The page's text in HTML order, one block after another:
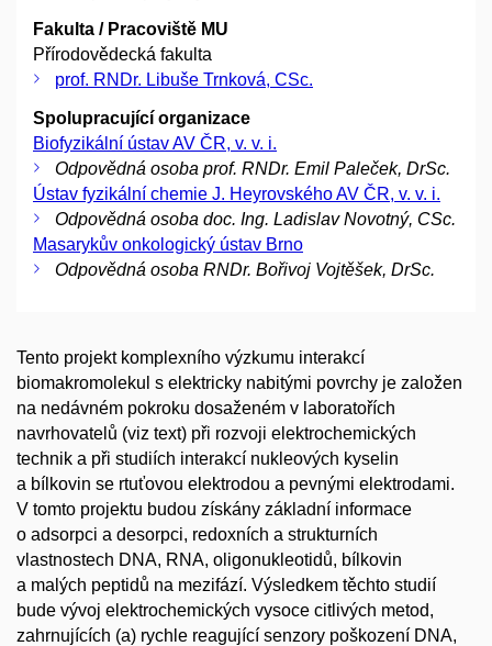
Fakulta / Pracoviště MU
Přírodovědecká fakulta
prof. RNDr. Libuše Trnková, CSc.
Spolupracující organizace
Biofyzikální ústav AV ČR, v. v. i.
Odpovědná osoba prof. RNDr. Emil Paleček, DrSc.
Ústav fyzikální chemie J. Heyrovského AV ČR, v. v. i.
Odpovědná osoba doc. Ing. Ladislav Novotný, CSc.
Masarykův onkologický ústav Brno
Odpovědná osoba RNDr. Bořivoj Vojtěšek, DrSc.
Tento projekt komplexního výzkumu interakcí
biomakromolekul s elektricky nabitými povrchy je založen
na nedávném pokroku dosaženém v laboratořích
navrhovatelů (viz text) při rozvoji elektrochemických
technik a při studiích interakcí nukleových kyselin
a bílkovin se rtuťovou elektrodou a pevnými elektrodami.
V tomto projektu budou získány základní informace
o adsorpci a desorpci, redoxních a strukturních
vlastnostech DNA, RNA, oligonukleotidů, bílkovin
a malých peptidů na mezifází. Výsledkem těchto studií
bude vývoj elektrochemických vysoce citlivých metod,
zahrnujících (a) rychle reagující senzory poškození DNA,